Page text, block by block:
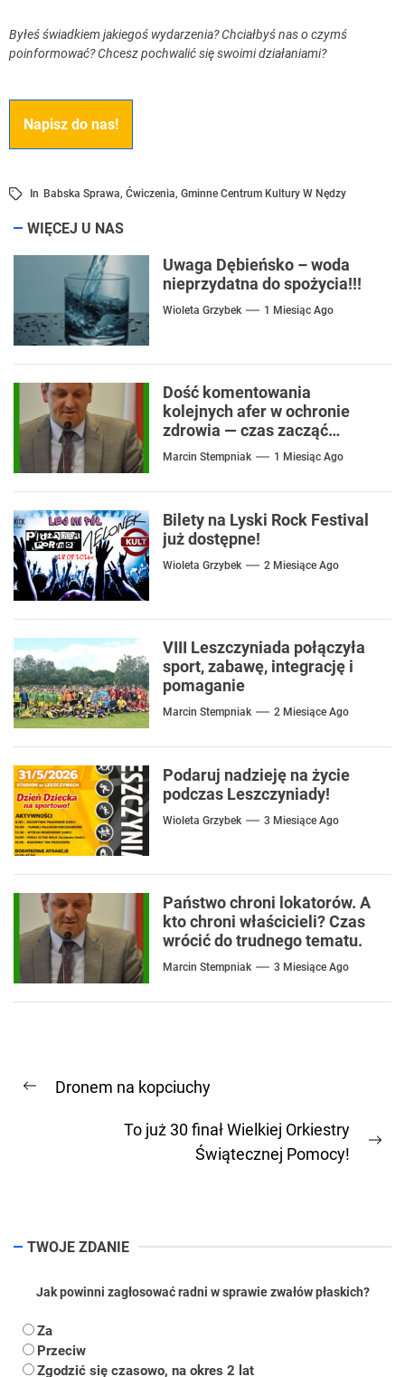
Byłeś świadkiem jakiegoś wydarzenia? Chciałbyś nas o czymś
poinformować? Chcesz pochwalić się swoimi działaniami?
Napisz do nas!
In Babska Sprawa, Ćwiczenia, Gminne Centrum Kultury W Nędzy
WIĘCEJ U NAS
Uwaga Dębieńsko – woda
nieprzydatna do spożycia!!!
Wioleta Grzybek 1 Miesiąc Ago
Dość komentowania
kolejnych afer w ochronie
zdrowia — czas zacząć
mówić o rozwiązaniach
Marcin Stempniak 1 Miesiąc Ago
Bilety na Lyski Rock Festival
już dostępne!
Wioleta Grzybek 2 Miesiące Ago
VIII Leszczyniada połączyła
sport, zabawę, integrację i
pomaganie
Marcin Stempniak 2 Miesiące Ago
Podaruj nadzieję na życie
podczas Leszczyniady!
Wioleta Grzybek 3 Miesiące Ago
Państwo chroni lokatorów. A
kto chroni właścicieli? Czas
wrócić do trudnego tematu.
Marcin Stempniak 3 Miesiące Ago
wpisu
Previous
Dronem na kopciuchy
To już 30 finał Wielkiej Orkiestry
Świątecznej Pomocy!
TWOJE ZDANIE
Jak powinni zagłosować radni w sprawie zwałów płaskich?
Za
Przeciw
Zgodzić się czasowo, na okres 2 lat